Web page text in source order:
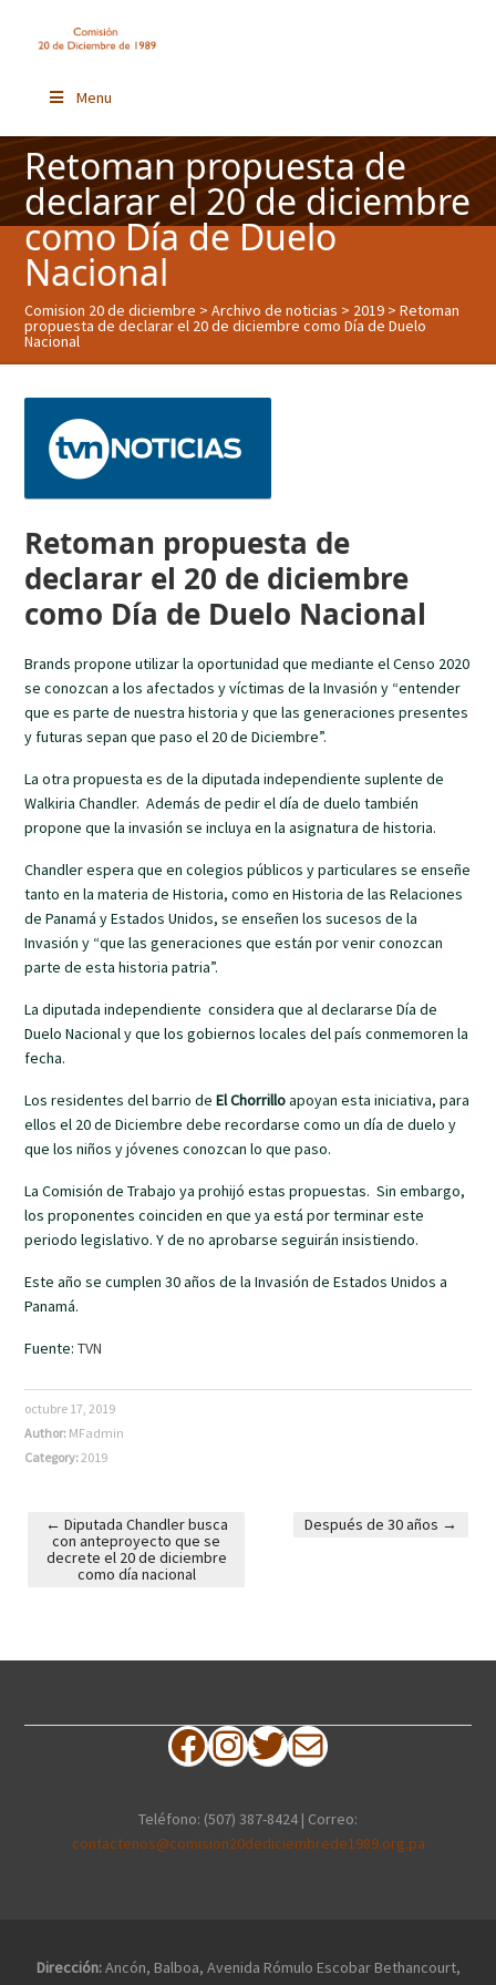
Menu
Retoman propuesta de
declarar el 20 de diciembre
como Día de Duelo
Nacional
Comision 20 de diciembre >Archivo de noticias > 2019 > Retoman
propuesta de declarar el 20 de diciembre como Día de Duelo
Nacional
Retoman propuesta de
declarar el 20 de diciembre
como Día de Duelo Nacional
Brands propone utilizar la oportunidad que mediante el Censo 2020
se conozcan a los afectados y víctimas de la Invasión y “entender
que es parte de nuestra historia y que las generaciones presentes
y futuras sepan que paso el 20 de Diciembre”.
La otra propuesta es de la diputada independiente suplente de
Walkiria Chandler. Además de pedir el día de duelo también
propone que la invasión se incluya en la asignatura de historia.
Chandler espera que en colegios públicos y particulares se enseñe
tanto en la materia de Historia, como en Historia de las Relaciones
de Panamá y Estados Unidos, se enseñen los sucesos de la
Invasión y “que las generaciones que están por venir conozcan
parte de esta historia patria”.
La diputada independiente considera que al declararse Día de
Duelo Nacional y que los gobiernos locales del país conmemoren la
fecha.
Los residentes del barrio deEl Chorrilloapoyan esta iniciativa, para
ellos el 20 de Diciembre debe recordarse como un día de duelo y
que los niños y jóvenes conozcan lo que paso.
La Comisión de Trabajo ya prohijó estas propuestas. Sin embargo,
los proponentes coinciden en que ya está por terminar este
periodo legislativo. Y de no aprobarse seguirán insistiendo.
Este año se cumplen 30 años de la Invasión de Estados Unidos a
Panamá.
Fuente:TVN
octubre 17, 2019
Author: MFadmin
Category:2019
Post navigation
← Diputada Chandler busca
con anteproyecto que se
decrete el 20 de diciembre
como día nacional
Después de 30 años →
Facebook
Instagram
Twitter
Correo electrónico
Teléfono: (507) 387-8424 | Correo:
contactenos@comision20dediciembrede1989.org.pa
Dirección:Ancón, Balboa, Avenida Rómulo Escobar Bethancourt,